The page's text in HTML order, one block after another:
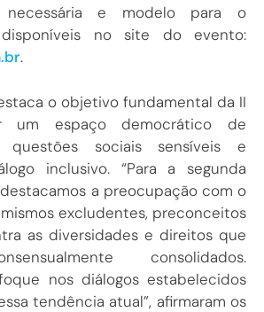
necessária e modelo para o
no site do evento:
.
o objetivo fundamental da II
um espaço democrático de
questões sociais sensíveis e
inclusivo. “Para a segunda
a preocupação com o
excludentes, preconceitos
as diversidades e direitos que
consolidados.
nos diálogos estabelecidos
tendência atual”, afirmaram os